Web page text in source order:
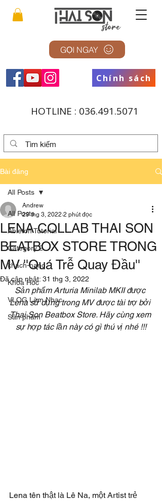
GỌI NGAY
Chính sách
HOTLINE : 036.491.5071
Bài đăng
All Posts
Ableton Tutorial
Category 2
khach-hang
Khoa Hoc
VLOG Làm Nhạc
Sản phẩm
All Posts
LENA COLLAB THAI SON
BEATBOX STORE TRONG
MV ''Quá Trễ Quay Đầu''
Andrew
29 thg 3, 2022 2 phút đọc
Đã cập nhật: 31 thg 3, 2022
Sản phẩm Arturia Minilab MKII được
Lena sử dụng trong MV được tài trợ bởi
Thai Son Beatbox Store. Hãy cùng xem
sự hợp tác lần này có gì thú vị nhé !!!
Lena tên thật là Lê Na, một Artist trẻ